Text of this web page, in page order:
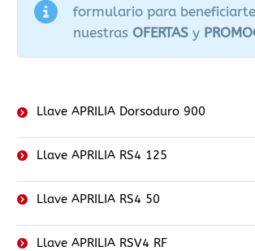
formulario para
nuestras OFERTAS y
Llave APRILIA Dorsoduro 900
Llave APRILIA RS4 125
Llave APRILIA RS4 50
Llave APRILIA RSV4 RF